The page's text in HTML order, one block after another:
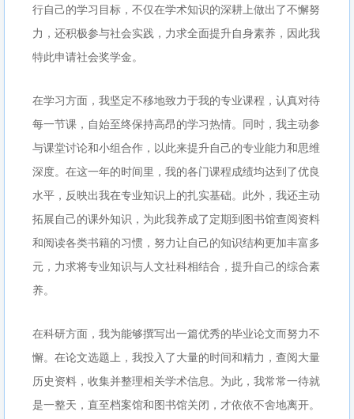
行自己的学习目标，不仅在学术知识的深耕上做出了不懈努
力，还积极参与社会实践，力求全面提升自身素养，因此我
特此申请社会奖学金。
在学习方面，我坚定不移地致力于我的专业课程，认真对待
每一节课，自始至终保持高昂的学习热情。同时，我主动参
与课堂讨论和小组合作，以此来提升自己的专业能力和思维
深度。在这一年的时间里，我的各门课程成绩均达到了优良
水平，反映出我在专业知识上的扎实基础。此外，我还主动
拓展自己的课外知识，为此我养成了定期到图书馆查阅资料
和阅读各类书籍的习惯，努力让自己的知识结构更加丰富多
元，力求将专业知识与人文社科相结合，提升自己的综合素
养。
在科研方面，我为能够撰写出一篇优秀的毕业论文而努力不
懈。在论文选题上，我投入了大量的时间和精力，查阅大量
历史资料，收集并整理相关学术信息。为此，我常常一待就
是一整天，直至档案馆和图书馆关闭，才依依不舍地离开。